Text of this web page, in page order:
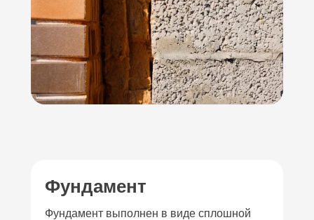
Фундамент выполнен в виде сплошной
Фундамент